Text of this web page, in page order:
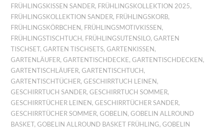
FRÜHLINGSKISSEN SANDER, FRÜHLINGSKOLLEKTION 2025,
FRÜHLINGSKOLLEKTION SANDER, FRÜHLINGSKORB,
FRÜHLINGSKÖRBCHEN , FRÜHLINGSMOTIVKISSEN ,
FRÜHLINGSTISCHTUCH , FRÜHLINGSUTENSILO,GARTEN
TISCHSET,GARTEN TISCHSETS,GARTENKISSEN ,
GARTENLÄUFER,GARTENTISCHDECKE,GARTENTISCHDECKEN ,
GARTENTISCHLÄUFER,GARTENTISCHTUCH ,
GARTENTISCHTÜCHER,GESCHIRRTUCH LEINEN ,
GESCHIRRTUCH SANDER,GESCHIRRTUCH SOMMER,
GESCHIRRTÜCHER LEINEN ,GESCHIRRTÜCHER SANDER,
GESCHIRRTÜCHER SOMMER,GOBELIN ,GOBELIN ALLROUND
BASKET,GOBELIN ALLROUND BASKET FRÜHLING,GOBELIN